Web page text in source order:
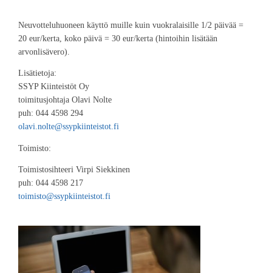
Neuvotteluhuoneen käyttö muille kuin vuokralaisille 1/2 päivää =
20 eur/kerta, koko päivä = 30 eur/kerta (hintoihin lisätään
arvonlisävero).
Lisätietoja:
SSYP Kiinteistöt Oy
toimitusjohtaja Olavi Nolte
puh: 044 4598 294
olavi.nolte@ssypkiinteistot.fi
Toimisto:
Toimistosihteeri Virpi Siekkinen
puh: 044 4598 217
toimisto@ssypkiinteistot.fi